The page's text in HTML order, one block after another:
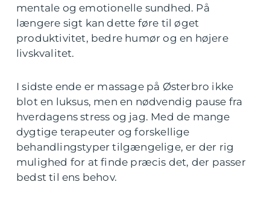
mentale og emotionelle sundhed. På
længere sigt kan dette føre til øget
produktivitet, bedre humør og en højere
livskvalitet.
I sidste ende er massage på Østerbro ikke
blot en luksus, men en nødvendig pause fra
hverdagens stress og jag. Med de mange
dygtige terapeuter og forskellige
behandlingstyper tilgængelige, er der rig
mulighed for at finde præcis det, der passer
bedst til ens behov.